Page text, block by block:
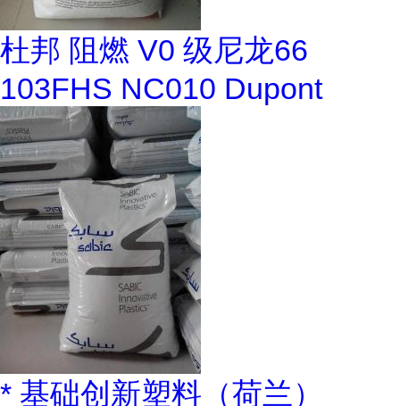
杜邦 阻燃 V0 级尼龙66
103FHS NC010 Dupont
* 基础创新塑料（荷兰）